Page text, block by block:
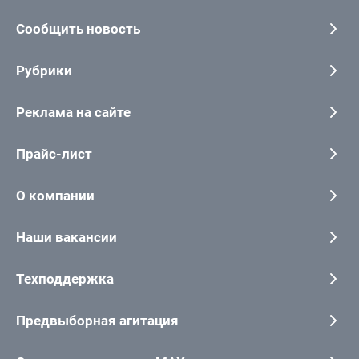
Сообщить новость
Рубрики
Реклама на сайте
Прайс-лист
О компании
Наши вакансии
Техподдержка
Предвыборная агитация